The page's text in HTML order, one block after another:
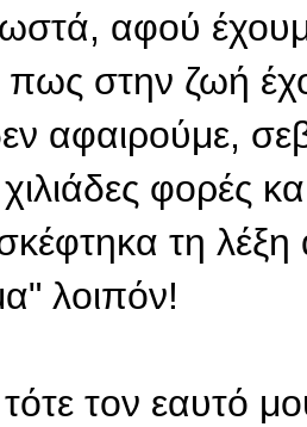
αφού
πως στην ζωή
αφαιρούμε,
φορές
σκέφτηκα τη
λοιπόν!
τον εαυτό